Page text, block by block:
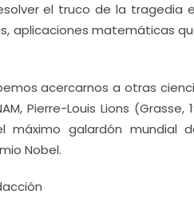
el truco de la tragedia
aplicaciones matemáticas
acercarnos a otras
Pierre-Louis Lions
máximo galardón
Nobel.